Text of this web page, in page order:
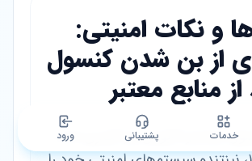
و نکات امنیتی:
از بن شدن کنسول
منابع معتبر
نینتندو کابوس هر گیمری است.
خدمات پشتیبانی ورود